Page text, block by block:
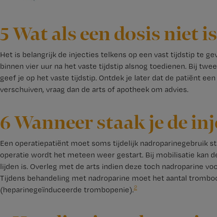
5 Wat als een dosis niet
Het is belangrijk de injecties telkens op een vast tijdstip te
binnen vier uur na het vaste tijdstip alsnog toedienen. Bij
geef je op het vaste tijdstip. Ontdek je later dat de patiënt
verschuiven, vraag dan de arts of apotheek om advies.
6 Wanneer staak je de
Een operatiepatiënt moet soms tijdelijk nadroparinegebruik
operatie wordt het meteen weer gestart. Bij mobilisatie kan
lijden is. Overleg met de arts indien deze toch nadroparine
Tijdens behandeling met nadroparine moet het aantal
(heparinegeïnduceerde trombopenie).2